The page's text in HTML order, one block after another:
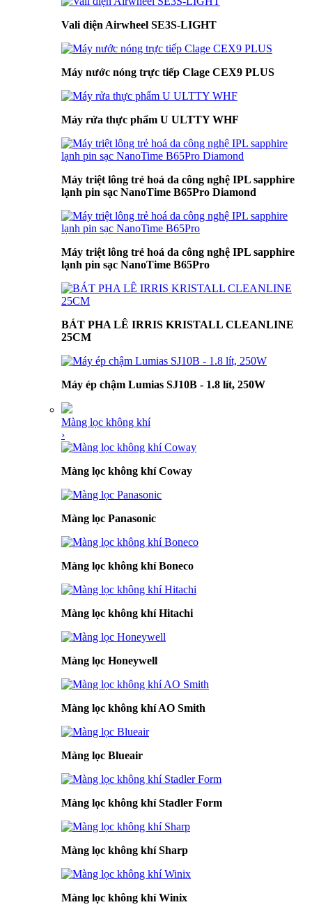
Vali điện Airwheel SE3S-LIGHT
Máy nước nóng trực tiếp Clage CEX9 PLUS
Máy rửa thực phẩm U ULTTY WHF
Máy triệt lông trẻ hoá da công nghệ IPL sapphire
lạnh pin sạc NanoTime B65Pro Diamond
Máy triệt lông trẻ hoá da công nghệ IPL sapphire
lạnh pin sạc NanoTime B65Pro
BÁT PHA LÊ IRRIS KRISTALL CLEANLINE
25CM
Máy ép chậm Lumias SJ10B - 1.8 lít, 250W
Màng lọc không khí
›
Màng lọc không khí Coway
Màng lọc Panasonic
Màng lọc không khí Boneco
Màng lọc không khí Hitachi
Màng lọc Honeywell
Màng lọc không khí AO Smith
Màng lọc Blueair
Màng lọc không khí Stadler Form
Màng lọc không khí Sharp
Màng lọc không khí Winix